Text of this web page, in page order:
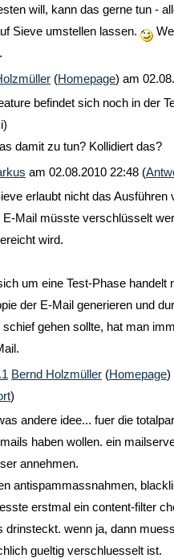
will, kann das gerne tun -
Sieve umstellen lassen.
(Homepage) am
befindet sich noch in der
damit zu tun? Kollidiert das?
am 02.08.2010 22:48 (
erlaubt nicht das Ausführen
E-Mail müsste verschlüsselt
wird.
um eine Test-Phase handelt
der E-Mail generieren und
gehen sollte, hat man
Bernd Holzmüller (Homepage)
)
andere idee... fuer die
haben wollen. ein
annehmen.
antispammassnahmen,
erstmal ein content-filter
drinsteckt. wenn ja, dann
gueltig verschluesselt ist.